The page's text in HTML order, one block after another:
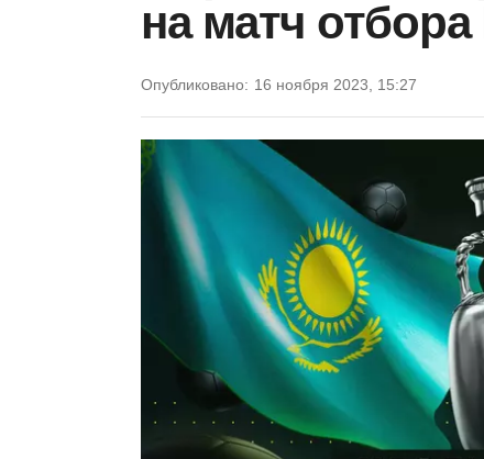
на матч
Опубликовано: 16 ноября 2023, 15:27